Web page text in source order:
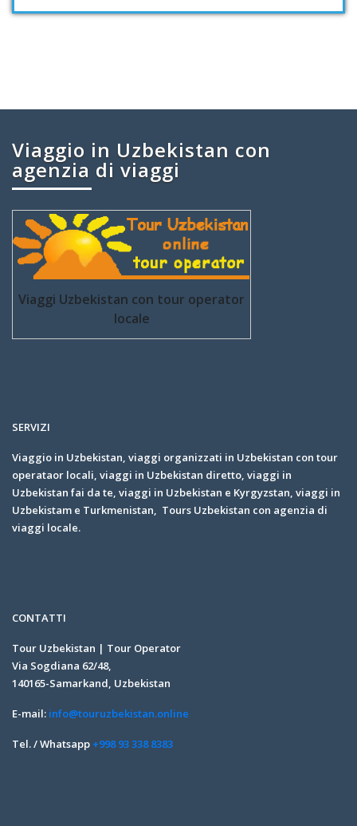
Viaggio in Uzbekistan con
agenzia di viaggi
Viaggi Uzbekistan con tour operator
locale
SERVIZI
Viaggio in Uzbekistan, viaggi organizzati in Uzbekistan con tour
operataor locali, viaggi in Uzbekistan diretto, viaggi in
Uzbekistan fai da te, viaggi in Uzbekistan e Kyrgyzstan, viaggi in
Uzbekistam e Turkmenistan, Tours Uzbekistan con agenzia di
viaggi locale.
CONTATTI
Tour Uzbekistan | Tour Operator
Via Sogdiana 62/48,
140165-Samarkand, Uzbekistan
E-mail: info@touruzbekistan.online
Tel. / Whatsapp +998 93 338 8383